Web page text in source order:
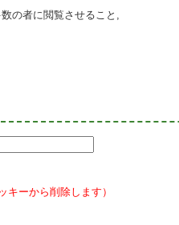
の者に閲覧させること,
ーから削除します）